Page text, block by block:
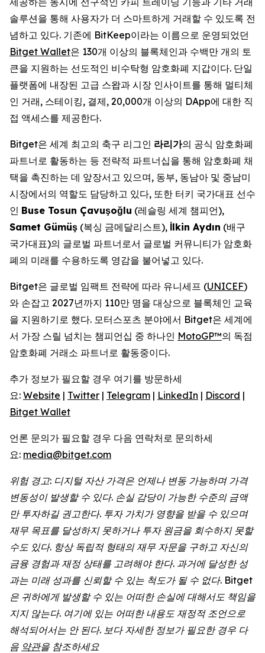
솔루션을 통해 사용자가 더 스마트하게 거래할 수 있도록 전
념하고 있다. 기존에 BitKeep이라는 이름으로 운영되었던
Bitget Wallet은 130개 이상의 블록체인과 수백만 개의 토
큰을 지원하는 선도적인 비수탁형 암호화폐 지갑이다. 단일
플랫폼에 내장된 고급 스왑과 시장 인사이트를 통해 멀티체
인 거래, 스테이킹, 결제, 20,000개 이상의 DApp에 대한 직
접 액세스를 제공한다.
Bitget은 세계 최고의 축구 리그인 라리가의 공식 암호화폐
파트너로 활동하는 등 전략적 파트너십을 통해 암호화폐 채
택을 촉진하는 데 앞장서고 있으며, 동부, 동남아 및 중남미
시장에서의 역할도 담당하고 있다, 또한 터키 국가대표 선수
인 Buse Tosun Çavuşoğlu (레슬링 세계 챔피언),
Samet Gümüş (복싱 금메달리스트), İlkin Aydın (배구
국가대표)의 글로벌 파트너로서 글로벌 커뮤니티가 암호화
폐의 미래를 수용하도록 영감을 불어넣고 있다.
Bitget은 글로벌 임팩트 전략에 따라 유니세프 (UNICEF)
와 손잡고 2027년까지 110만 명을 대상으로 블록체인 교육
을 지원하기로 했다. 모터스포츠 분야에서 Bitget은 세계에
서 가장 스릴 넘치는 챔피언십 중 하나인 MotoGP™의 독점
암호화폐 거래소 파트너로 활동중이다.
추가 정보가 필요할 경우 여기를 방문하세
요: Website | Twitter | Telegram | LinkedIn | Discord |
Bitget Wallet
언론 문의가 필요할 경우 다음 연락처로 문의하세
요: media@bitget.com
위험 경고: 디지털 자산 가격은 언제나 변동 가능하며 가격
변동성이 발생할 수 있다. 손실 감당이 가능한 수준의 금액
만 투자하길 권고한다. 투자 가치가 영향을 받을 수 있으며
재무 목표를 달성하지 못하거나 투자 원금을 회수하지 못할
수도 있다. 항상 독립적 형태의 재무 자문을 구하고 자신의
금융 경험과 재정 상태를 고려해야 한다. 과거에 달성한 성
과는 미래 성과를 신뢰할 수 있는 척도가 될 수 없다. Bitget
은 귀하에게 발생할 수 있는 어떠한 손실에 대해서도 책임을
지지 않는다. 여기에 있는 어떠한 내용도 재정적 조언으로
해석되어서는 안 된다. 보다 자세한 정보가 필요한 경우 다
음 약관을 참조하세요